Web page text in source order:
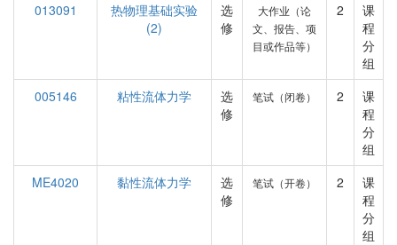
013091
热物理基础实验
(2)
选
修
大作业（论
文、报告、项
目或作品等）
2
课
程
分
组
005146
粘性流体力学
选
修
笔试（闭卷） 2
课
程
分
组
ME4020
黏性流体力学
选
修
笔试（开卷） 2
课
程
分
组